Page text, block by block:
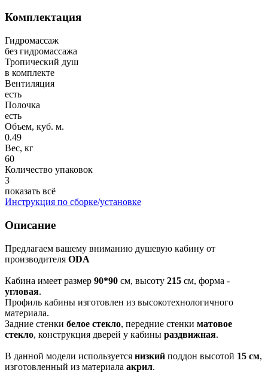
Комплектация
Гидромассаж
без гидромассажа
Тропический душ
в комплекте
Вентиляция
есть
Полочка
есть
Объем, куб. м.
0.49
Вес, кг
60
Количество упаковок
3
показать всё
Инструкция по сборке/установке
Описание
Предлагаем вашему вниманию душевую кабину от
производителя ODA
Кабина имеет размер 90*90 см, высоту 215 см, форма -
угловая.
Профиль кабины изготовлен из высокотехнологичного
материала.
Задние стенки белое стекло, передние стенки матовое
стекло, конструкция дверей у кабины раздвижная.
В данной модели используется низкий поддон высотой 15 см,
изготовленный из материала акрил.